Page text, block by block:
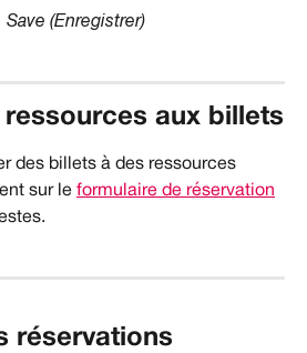
Save (Enregistrer)
aux billets
des billets à des ressources
sur le formulaire de réservation
réservations